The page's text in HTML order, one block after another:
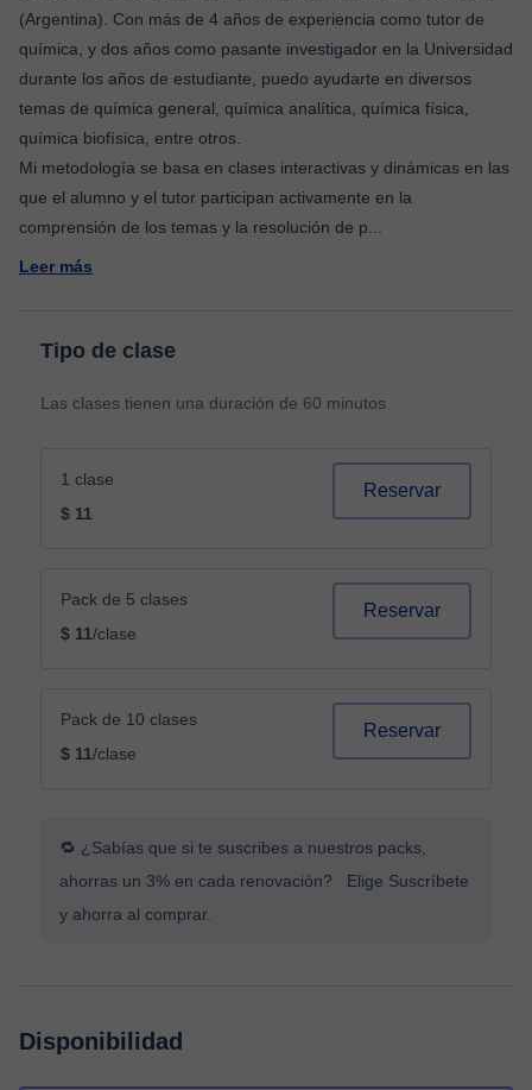
(Argentina). Con más de 4 años de experiencia como tutor de
química, y dos años como pasante investigador en la Universidad
durante los años de estudiante, puedo ayudarte en diversos
temas de química general, química analítica, química física,
química biofísica, entre otros.
Mi metodología se basa en clases interactivas y dinámicas en las
que el alumno y el tutor participan activamente en la
comprensión de los temas y la resolución de p
Leer más
Tipo de clase
Las clases tienen una duración de 60 minutos
1 clase
$ 11
Reservar
Pack de 5 clases
$ 11/clase
Reservar
Pack de 10 clases
$ 11/clase
Reservar
🔁 ¿Sabías que si te suscribes a nuestros packs,
ahorras un 3% en cada renovación? Elige Suscríbete
y ahorra al comprar.
Disponibilidad